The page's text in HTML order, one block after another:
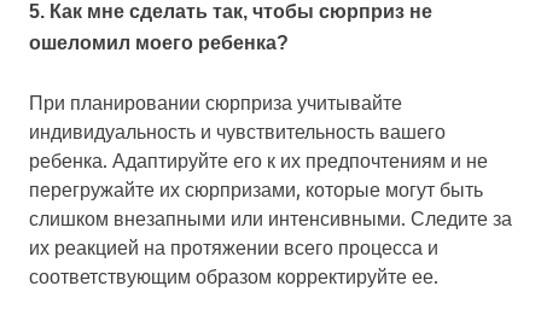
5. Как мне сделать так, чтобы сюрприз не
ошеломил моего ребенка?
При планировании сюрприза учитывайте
индивидуальность и чувствительность вашего
ребенка. Адаптируйте его к их предпочтениям и не
перегружайте их сюрпризами, которые могут быть
слишком внезапными или интенсивными. Следите за
их реакцией на протяжении всего процесса и
соответствующим образом корректируйте ее.